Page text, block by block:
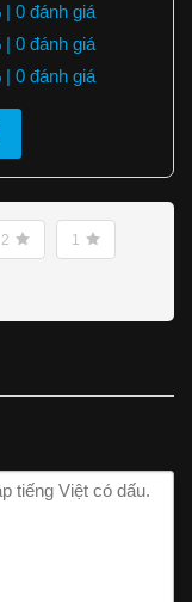
| 0 đánh giá
| 0 đánh giá
| 0 đánh giá
2 1